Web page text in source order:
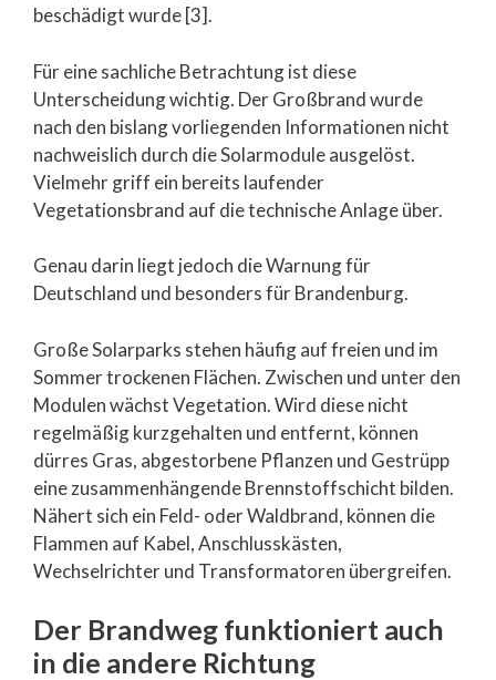
beschädigt wurde [3].
Für eine sachliche Betrachtung ist diese
Unterscheidung wichtig. Der Großbrand wurde
nach den bislang vorliegenden Informationen nicht
nachweislich durch die Solarmodule ausgelöst.
Vielmehr griff ein bereits laufender
Vegetationsbrand auf die technische Anlage über.
Genau darin liegt jedoch die Warnung für
Deutschland und besonders für Brandenburg.
Große Solarparks stehen häufig auf freien und im
Sommer trockenen Flächen. Zwischen und unter den
Modulen wächst Vegetation. Wird diese nicht
regelmäßig kurzgehalten und entfernt, können
dürres Gras, abgestorbene Pflanzen und Gestrüpp
eine zusammenhängende Brennstoffschicht bilden.
Nähert sich ein Feld- oder Waldbrand, können die
Flammen auf Kabel, Anschlusskästen,
Wechselrichter und Transformatoren übergreifen.
Der Brandweg funktioniert auch
in die andere Richtung